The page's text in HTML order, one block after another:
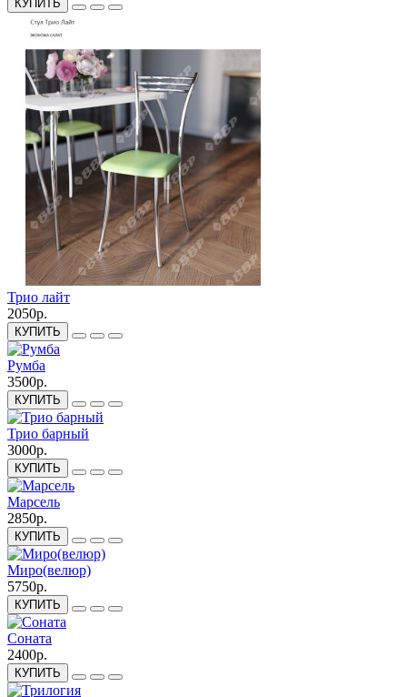
КУПИТЬ
Трио лайт
2050р.
КУПИТЬ
Румба
3500р.
КУПИТЬ
Трио барный
3000р.
КУПИТЬ
Марсель
2850р.
КУПИТЬ
Миро(велюр)
5750р.
КУПИТЬ
Соната
2400р.
КУПИТЬ